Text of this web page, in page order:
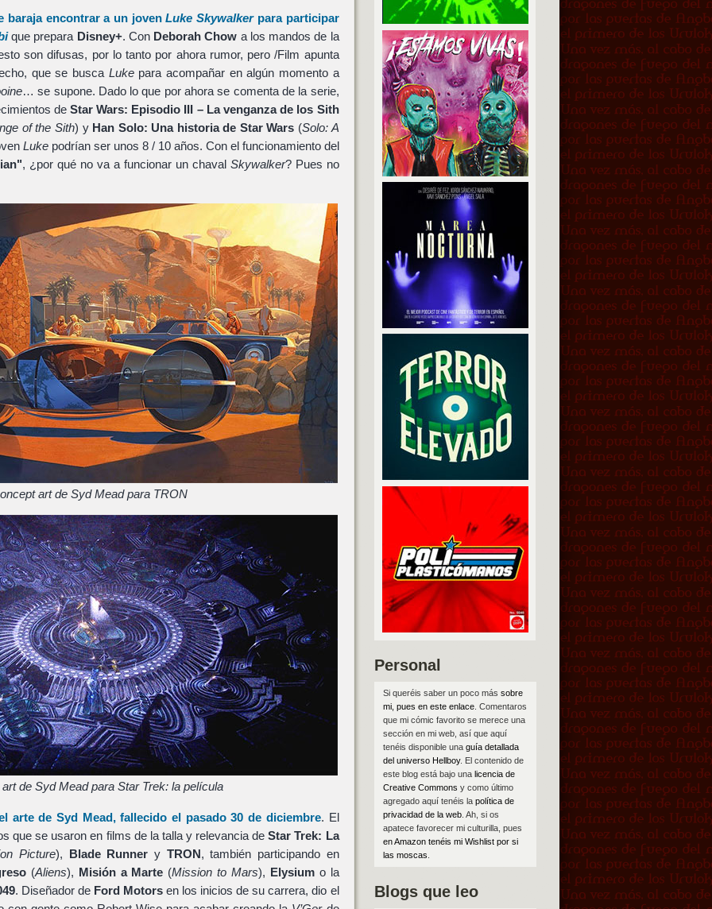
baraja encontrar a un jovenLuke Skywalkerpara participar
que prepara Disney+. Con Deborah Chow a los mandos de la
son difusas, por lo tanto por ahora rumor, pero /Film apunta
que se busca Lukepara acompañar en algún momento a
… se supone. Dado lo que por ahora se comenta de la serie,
de Star Wars: Episodio III – La venganza de los Sith
of the Sith) y Han Solo: Una historia de Star Wars (Solo: A
Lukepodrían ser unos 8 / 10 años. Con el funcionamiento del
, ¿por qué no va a funcionar un chaval Skywalker? Pues no
art de Syd Mead para TRON
de Syd Mead para Star Trek: la película
arte deSyd Mead, fallecido el pasado 30 de diciembre. El
que se usaron en films de la talla y relevancia deStar Trek: La
Picture), Blade Runner y TRON, también participando en
(Aliens), Misión a Marte (Mission to Mars), Elysiumo la
. Diseñador de Ford Motors en los inicios de su carrera, dio el
Personal
Si queréis saber un poco más sobre
mi, pues en este enlace. Comentaros
que mi cómic favorito se merece una
sección en mi web, así que aquí
tenéis disponible una guía detallada
del universo Hellboy. El contenido de
este blog está bajo una licencia de
Creative Commons y como último
agregado aquí tenéis la política de
privacidad de la web. Ah, si os
apatece favorecer mi culturilla, pues
en Amazon tenéis mi Wishlist por si
las moscas
Blogs que leo